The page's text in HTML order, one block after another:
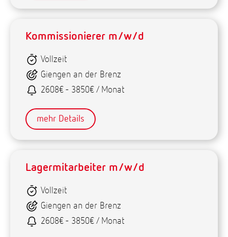
Kommissionierer m/w/d
Vollzeit
Giengen an der Brenz
2608€ - 3850€ / Monat
mehr Details
Lagermitarbeiter m/w/d
Vollzeit
Giengen an der Brenz
2608€ - 3850€ / Monat